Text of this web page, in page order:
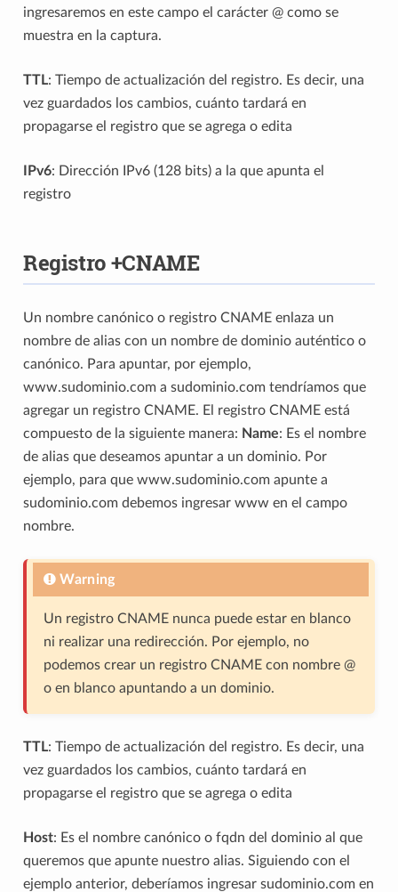
ingresaremos en este campo el carácter @ como se
muestra en la captura.
TTL: Tiempo de actualización del registro. Es decir, una
vez guardados los cambios, cuánto tardará en
propagarse el registro que se agrega o edita
IPv6: Dirección IPv6 (128 bits) a la que apunta el
registro
Registro +CNAME
Un nombre canónico o registro CNAME enlaza un
nombre de alias con un nombre de dominio auténtico o
canónico. Para apuntar, por ejemplo,
www.sudominio.com a sudominio.com tendríamos que
agregar un registro CNAME. El registro CNAME está
compuesto de la siguiente manera: Name: Es el nombre
de alias que deseamos apuntar a un dominio. Por
ejemplo, para que www.sudominio.com apunte a
sudominio.com debemos ingresar www en el campo
nombre.
Warning
Un registro CNAME nunca puede estar en blanco
ni realizar una redirección. Por ejemplo, no
podemos crear un registro CNAME con nombre @
o en blanco apuntando a un dominio.
TTL: Tiempo de actualización del registro. Es decir, una
vez guardados los cambios, cuánto tardará en
propagarse el registro que se agrega o edita
Host: Es el nombre canónico o fqdn del dominio al que
queremos que apunte nuestro alias. Siguiendo con el
ejemplo anterior, deberíamos ingresar sudominio.com en